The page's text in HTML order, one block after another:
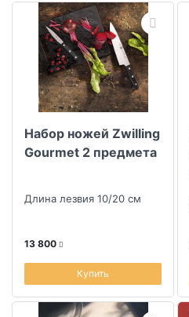
Набор ножей Zwilling
Gourmet 2 предмета
Длина лезвия 10/20 см
13 800
Купить